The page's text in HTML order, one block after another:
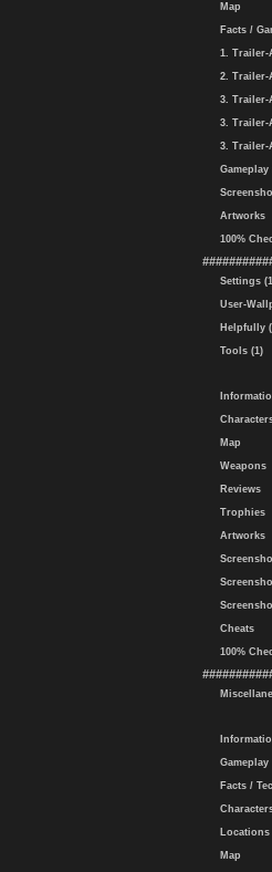
Map
Facts /
1. Trailer-
2. Trailer-
3. Trailer-
3. Trailer-
3. Trailer-
Gameplay
Artworks
100%
Settings
User-
Helpfully
Tools (1)
Map
Weapons
Reviews
Trophies
Artworks
Cheats
100%
Gameplay
Facts /
Locations
Map